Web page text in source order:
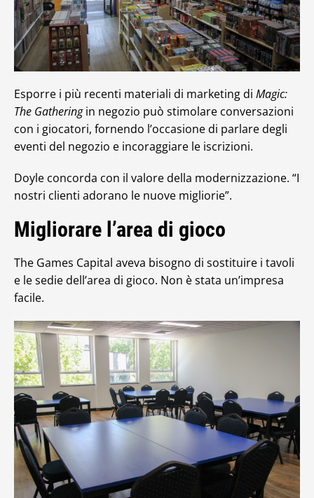
Esporre i più recenti materiali di marketing di Magic:
The Gatheringin negozio può stimolare conversazioni
con i giocatori, fornendo l’occasione di parlare degli
eventi del negozio e incoraggiare le iscrizioni.
Doyle concorda con il valore della modernizzazione. “I
nostri clienti adorano le nuove migliorie”.
Migliorare l’area di gioco
The Games Capital aveva bisogno di sostituire i tavoli
e le sedie dell’area di gioco. Non è stata un’impresa
facile.